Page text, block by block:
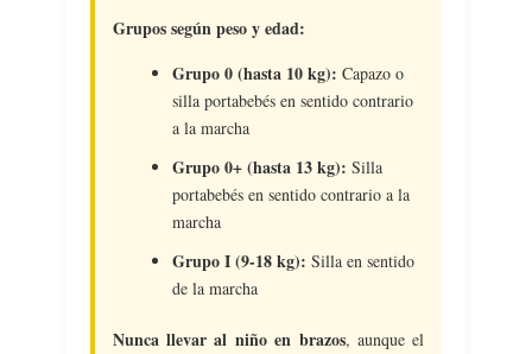
Grupos según peso y edad:
Grupo 0 (hasta 10 kg): Capazo o
silla portabebés en sentido contrario
a la marcha
Grupo 0+ (hasta 13 kg): Silla
portabebés en sentido contrario a la
marcha
Grupo I (9-18 kg): Silla en sentido
de la marcha
Nunca llevar al niño en brazos, aunque el